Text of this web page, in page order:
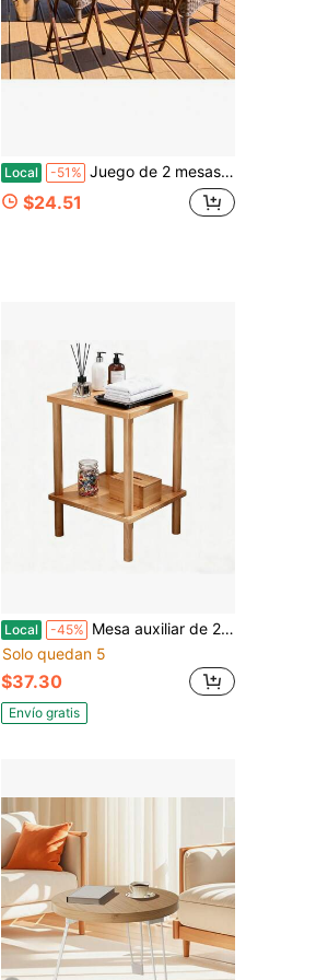
Local -51% Juego de 2 mesas plegables de interior modernas, acabado en nogal, madera de caucho sólida, 19 x 14.5 x 26 pulgadas
$24.51
Local -45% Mesa auxiliar de 2 niveles, mesa auxiliar para interior y exterior con estante inferior - Mesa auxiliar pequeña para patio, mesita de noche de madera de abeto resistente a la intemperie para balcón, piscina, jardín, sala de estar - Acabado en teca
Solo quedan 5
$37.30
Envío gratis